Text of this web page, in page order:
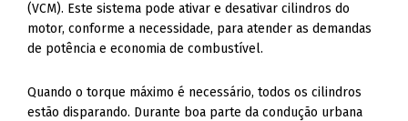
(VCM). Este sistema pode ativar e desativar cilindros do
motor, conforme a necessidade, para atender as demandas
de potência e economia de combustível.
Quando o torque máximo é necessário, todos os cilindros
estão disparando. Durante boa parte da condução urbana